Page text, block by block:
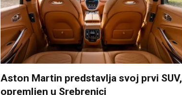
Aston Martin predstavlja svoj prvi SUV,
opremljen u Srebrenici